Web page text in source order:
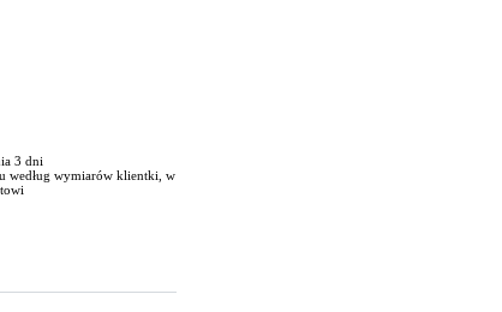
3 dni
według wymiarów klientki, w